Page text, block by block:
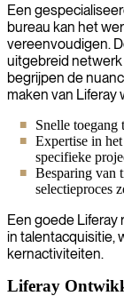
Een
bureau kan het
vereenvoudigen.
uitgebreid
begrijpen de
maken van
Snelle
Expertise in
specifieke
Besparing van
selectieproces
Een goede Liferay
in talentacquisitie,
kernactiviteiten.
Liferay